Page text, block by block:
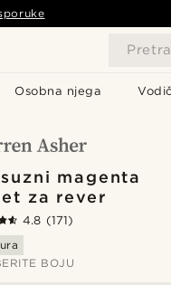
Osobna njega
magenta
za rever
4.8 (171)
BOJU